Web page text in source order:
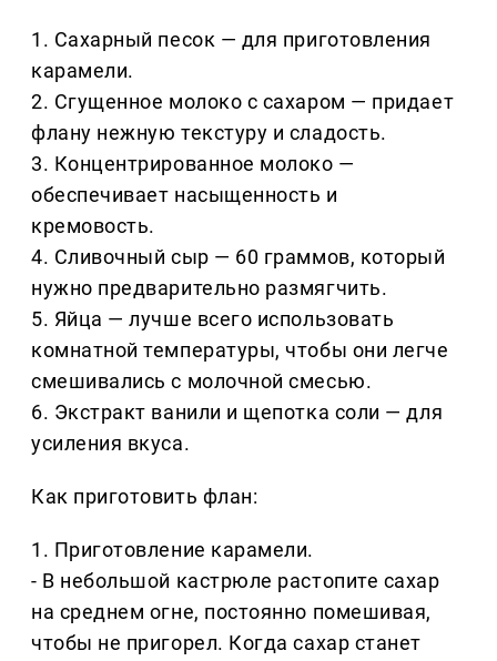
1. Сахарный песок — для приготовления
карамели.
2. Сгущенное молоко с сахаром — придает
флану нежную текстуру и сладость.
3. Концентрированное молоко —
обеспечивает насыщенность и
кремовость.
4. Сливочный сыр — 60 граммов, который
нужно предварительно размягчить.
5. Яйца — лучше всего использовать
комнатной температуры, чтобы они легче
смешивались с молочной смесью.
6. Экстракт ванили и щепотка соли — для
усиления вкуса.
Как приготовить флан:
1. Приготовление карамели.
- В небольшой кастрюле растопите сахар
на среднем огне, постоянно помешивая,
чтобы не пригорел. Когда сахар станет